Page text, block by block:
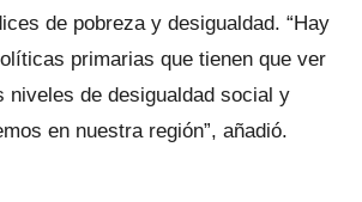
de pobreza y desigualdad. “Hay
primarias que tienen que ver
niveles de desigualdad social y
en nuestra región”, añadió.